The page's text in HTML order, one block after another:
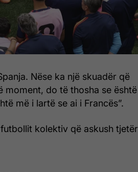
Nëse ka një skuadër që
moment, do të thosha se është
më i lartë se ai i Francës”.
kolektiv që askush tjetër